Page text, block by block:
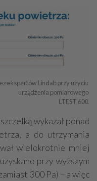
ekspertów Lindab przy użyciu
urządzenia pomiarowego
LTEST 600.
wykazał ponad
a do utrzymania
wielokrotnie mniej
przy wyższym
300 Pa) – a więc